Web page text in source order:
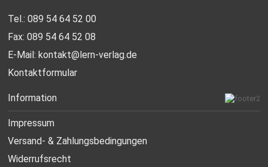
Tel.: 089 54 64 52 00
Fax: 089 54 64 52 08
E-Mail:kontakt@lern-verlag.de
Kontaktformular
Information
Impressum
Versand- & Zahlungsbedingungen
Widerrufsrecht